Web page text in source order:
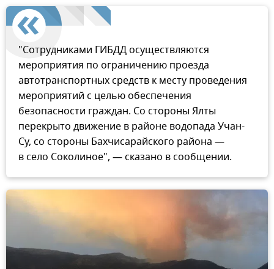
"Сотрудниками ГИБДД осуществляются
мероприятия по ограничению проезда
автотранспортных средств к месту проведения
мероприятий с целью обеспечения
безопасности граждан. Со стороны Ялты
перекрыто движение в районе водопада Учан-
Су, со стороны Бахчисарайского района —
в село Соколиное", — сказано в сообщении.